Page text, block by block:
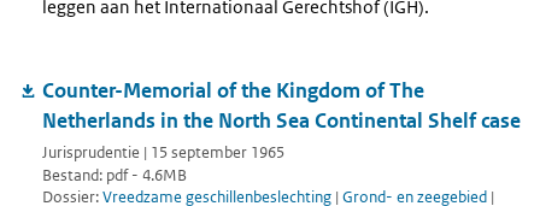
leggen aan het Internationaal Gerechtshof (IGH).
Counter-Memorial of the Kingdom of The
Netherlands in the North Sea Continental Shelf case
Jurisprudentie | 15 september 1965
Bestand: pdf - 4.6MB
Dossier:Vreedzame geschillenbeslechting | Grond- en zeegebied |